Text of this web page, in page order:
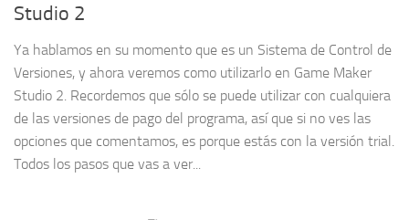
Studio 2
Ya hablamos en su momento que es un Sistema de Control de
Versiones, y ahora veremos como utilizarlo en Game Maker
Studio 2. Recordemos que sólo se puede utilizar con cualquiera
de las versiones de pago del programa, así que si no ves las
opciones que comentamos, es porque estás con la versión trial.
Todos los pasos que vas a ver...